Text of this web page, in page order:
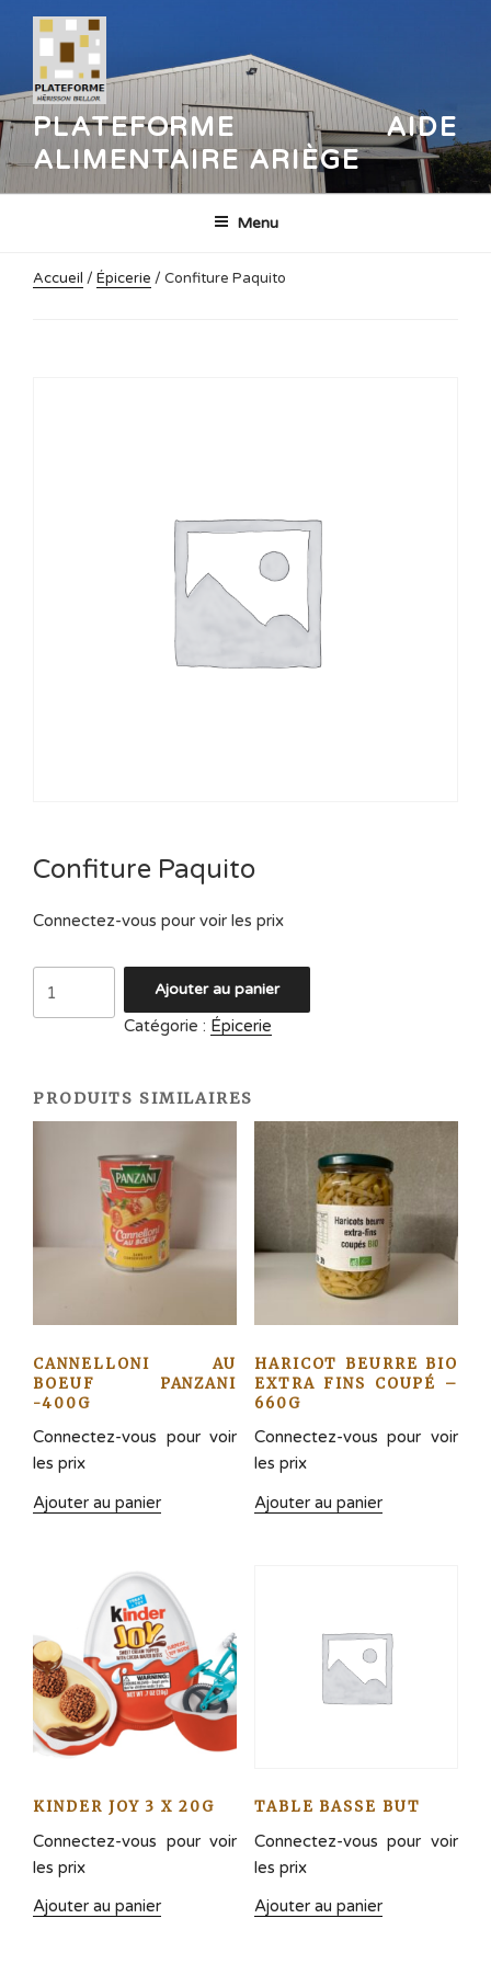
contenu
principal
PLATEFORME AIDE
ALIMENTAIRE ARIÈGE
Menu
Accueil / Épicerie / Confiture Paquito
Confiture Paquito
Connectez-vous pour voir les prix
Ajouter au panier
Catégorie : Épicerie
PRODUITS SIMILAIRES
CANNELLONI AU
BOEUF PANZANI
-400G
Connectez-vous pour voir
les prix
Ajouter au panier
HARICOT BEURRE BIO
EXTRA FINS COUPÉ –
660G
Connectez-vous pour voir
les prix
Ajouter au panier
KINDER JOY 3 X 20G
Connectez-vous pour voir
les prix
Ajouter au panier
TABLE BASSE BUT
Connectez-vous pour voir
les prix
Ajouter au panier